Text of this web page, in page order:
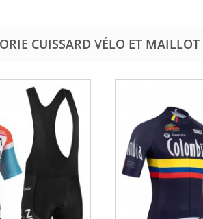
CUISSARD VÉLO ET MAILLOT